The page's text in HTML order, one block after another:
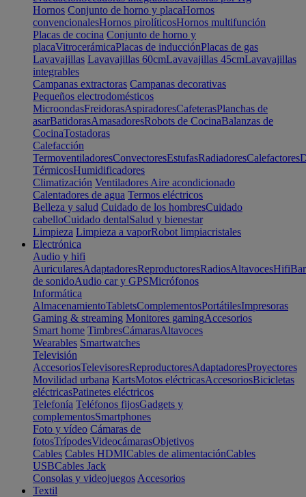
Hornos Conjunto de horno y placaHornos
convencionalesHornos pirolíticosHornos multifunción
Placas de cocina Conjunto de horno y
placaVitrocerámicaPlacas de inducciónPlacas de gas
Lavavajillas Lavavajillas 60cmLavavajillas 45cmLavavajillas
integrables
Campanas extractoras Campanas decorativas
Pequeños electrodomésticos
MicroondasFreidorasAspiradoresCafeterasPlanchas de
asarBatidorasAmasadoresRobots de CocinaBalanzas de
CocinaTostadoras
Calefacción
TermoventiladoresConvectoresEstufasRadiadoresCalefactores
TérmicosHumidificadores
Climatización Ventiladores Aire acondicionado
Calentadores de agua Termos eléctricos
Belleza y salud Cuidado de los hombresCuidado
cabelloCuidado dentalSalud y bienestar
Limpieza Limpieza a vaporRobot limpiacristales
Electrónica
Audio y hifi
AuricularesAdaptadoresReproductoresRadiosAltavocesHifi
de sonidoAudio car y GPSMicrófonos
Informática
AlmacenamientoTabletsComplementosPortátilesImpresoras
Gaming & streaming Monitores gamingAccesorios
Smart home TimbresCámarasAltavoces
Wearables Smartwatches
Televisión
AccesoriosTelevisoresReproductoresAdaptadoresProyectores
Movilidad urbana KartsMotos eléctricasAccesoriosBicicletas
eléctricasPatinetes eléctricos
Telefonía Teléfonos fijosGadgets y
complementosSmartphones
Foto y vídeo Cámaras de
fotosTrípodesVideocámarasObjetivos
Cables Cables HDMICables de alimentaciónCables
USBCables Jack
Consolas y videojuegos Accesorios
Textil